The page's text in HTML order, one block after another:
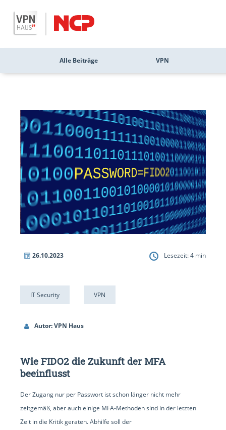
Alle Beiträge VPN
26.10.2023
IT Security VPN
Lesezeit:4 min
Autor: VPN Haus
Wie FIDO2 die Zukunft der MFA
beeinflusst
Der Zugang nur per Passwort ist schon länger nicht mehr
zeitgemäß, aber auch einige MFA-Methoden sind in der letzten
Zeit in die Kritik geraten. Abhilfe soll der